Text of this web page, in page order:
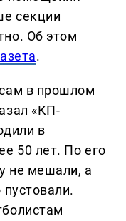
секции
Об этом
.
в прошлом
«КП-
в
50 лет. По его
не мешали, а